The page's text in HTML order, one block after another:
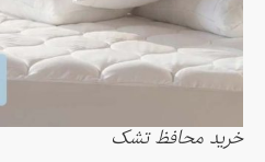
خرید محافظ تشک